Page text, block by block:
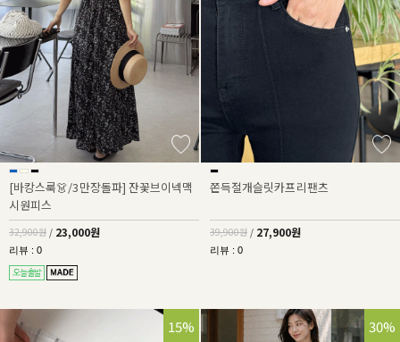
[바캉스룩👗/3만장돌파] 잔꽃브이넥맥
시원피스
32,900원 / 23,000원
리뷰 : 0
쫀득절개슬릿카프리팬츠
39,900원 / 27,900원
리뷰 : 0
15% 30%